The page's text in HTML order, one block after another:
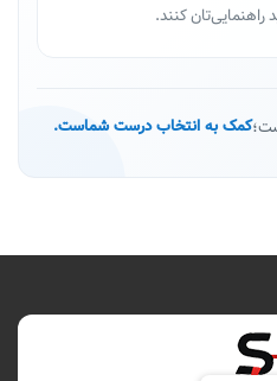
راهنمایی‌تان کنند.
کمک به انتخاب درست شماست.